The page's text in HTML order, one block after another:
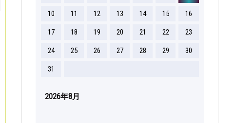
2026年8月
10 11 12 13 14 15 16
17 18 19 20 21 22 23
24 25 26 27 28 29 30
31